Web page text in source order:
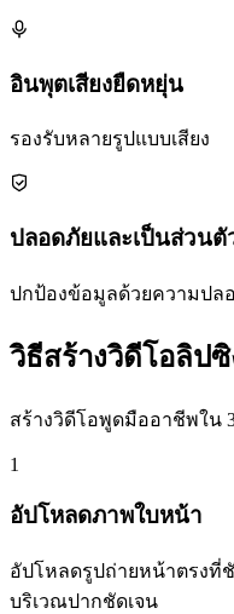
อินพุตเสียงยืดหยุ่น
รองรับหลายรูปแบบเสียง
ปลอดภัยและเป็นส่วนตั
ปกป้องข้อมูลด้วยความปล
วิธีสร้างวิดีโอลิป
สร้างวิดีโอพูดมืออาชีพใน
1
อัปโหลดภาพใบหน้า
อัปโหลดรูปถ่ายหน้าตรงที่
บริเวณปากชัดเจน